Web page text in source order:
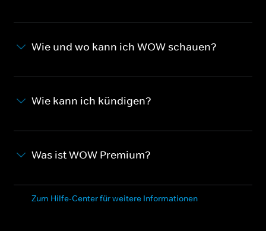
Wie und wo kann ich WOW schauen?
Wie kann ich kündigen?
Was ist WOW Premium?
Zum Hilfe-Center für weitere Informationen